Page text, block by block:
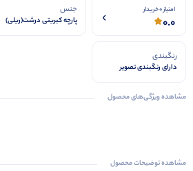
امتیاز 0 خریدار
0.0
جنس
پارچه کبریتی درشت(ریلی)
رنگبندی
دارای رنگبندی تصویر
مشاهده ویژگی‌های محصول
مشاهده توضیحات محصول